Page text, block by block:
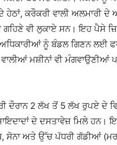
ਹੇਠਾਂ, ਕਰੌਕਰੀ ਵਾਲੀ ਅਲਮਾਰੀ
ਵੀ ਲੁਕਾਏ ਸਨ। ਇਹ ਪੈਸੇ
ਅਧਿਕਾਰੀਆਂ ਨੂੰ ਬੰਡਲ ਗਿਣਨ ਲਈ
ਮਸ਼ੀਨਾਂ ਵੀ
ਦੌਰਾਨ 2 ਲੱਖ ਤੋਂ 5 ਲੱਖ ਰੁਪਏ ਦੇ
ਦੇ ਦਸਤਾਵੇਜ਼ ਮਿਲੇ ਹਨ।
ਸੋਨਾ ਅਤੇ ਉੱਚ ਪੱਧਰੀ ਗੱਡੀਆਂ